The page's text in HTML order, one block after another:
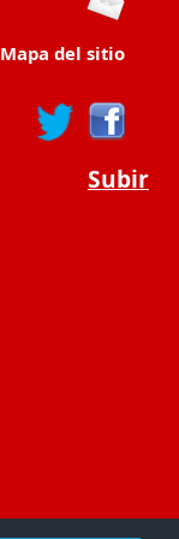
Mapa del sitio
Subir